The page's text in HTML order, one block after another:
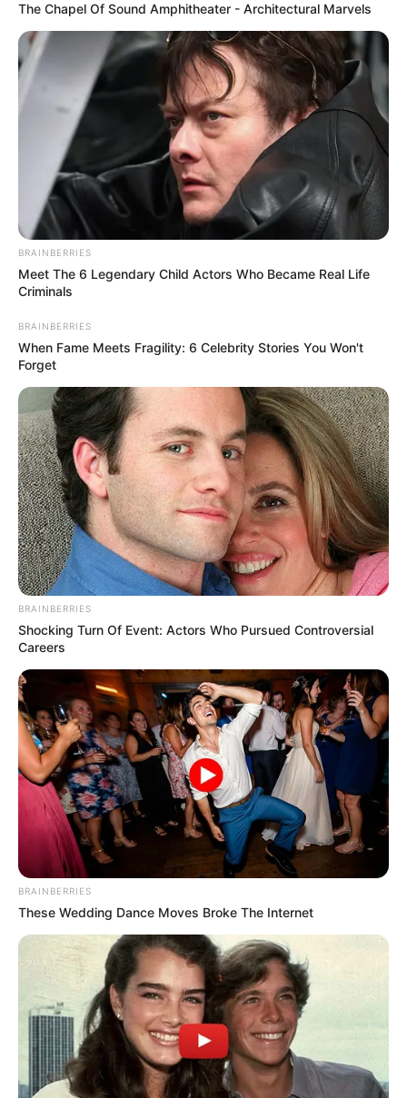
3
fans love
VOTE
Tanggal Lahir:
22 Oktober1992
Tempat Lahir:
Liverpool, Inggris
Umur:
33 Tahun
Profesi:
Gamer, TikToker,Youtuber
Edit
Berbeda dibanding gadis lain, SSSniperWolf atau nama aslinya
Alia Shelesh lebih suka bermain game dibanding yang lain.
Bahkan orangtuanya mendukung dengan membelikannya dan
The Chapel Of Sound Amphitheater - Architectural Marvels
BRAINBERRIES
Meet The 6 Legendary Child Actors Who Became Real Life
Criminals
BRAINBERRIES
When Fame Meets Fragility: 6 Celebrity Stories You Won't
Forget
BRAINBERRIES
Shocking Turn Of Event: Actors Who Pursued Controversial
Careers
BRAINBERRIES
These Wedding Dance Moves Broke The Internet